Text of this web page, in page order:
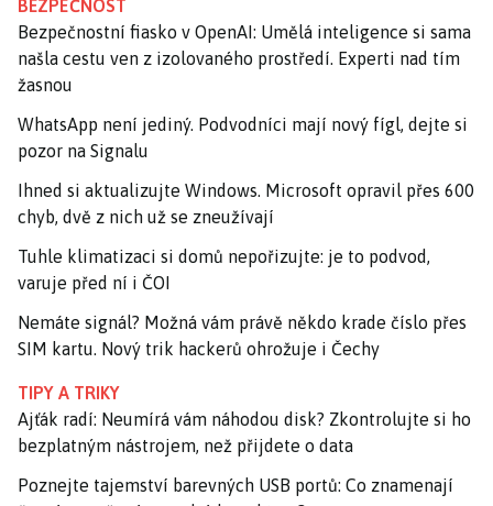
BEZPEČNOST
Bezpečnostní fiasko v OpenAI: Umělá inteligence si sama
našla cestu ven z izolovaného prostředí. Experti nad tím
žasnou
WhatsApp není jediný. Podvodníci mají nový fígl, dejte si
pozor na Signalu
Ihned si aktualizujte Windows. Microsoft opravil přes 600
chyb, dvě z nich už se zneužívají
Tuhle klimatizaci si domů nepořizujte: je to podvod,
varuje před ní i ČOI
Nemáte signál? Možná vám právě někdo krade číslo přes
SIM kartu. Nový trik hackerů ohrožuje i Čechy
TIPY A TRIKY
Ajťák radí: Neumírá vám náhodou disk? Zkontrolujte si ho
bezplatným nástrojem, než přijdete o data
Poznejte tajemství barevných USB portů: Co znamenají